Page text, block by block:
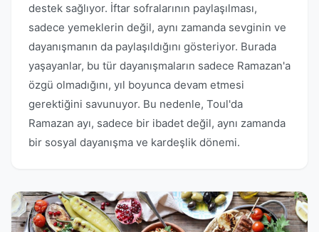
destek sağlıyor. İftar sofralarının paylaşılması,
sadece yemeklerin değil, aynı zamanda sevginin ve
dayanışmanın da paylaşıldığını gösteriyor. Burada
yaşayanlar, bu tür dayanışmaların sadece Ramazan'a
özgü olmadığını, yıl boyunca devam etmesi
gerektiğini savunuyor. Bu nedenle, Toul'da
Ramazan ayı, sadece bir ibadet değil, aynı zamanda
bir sosyal dayanışma ve kardeşlik dönemi.